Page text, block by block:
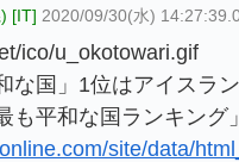
[IT] 2020/09/30(水)
ico/u_okotowari.gif
な国」1位はアイスラ
も平和な国ランキング
site/data/